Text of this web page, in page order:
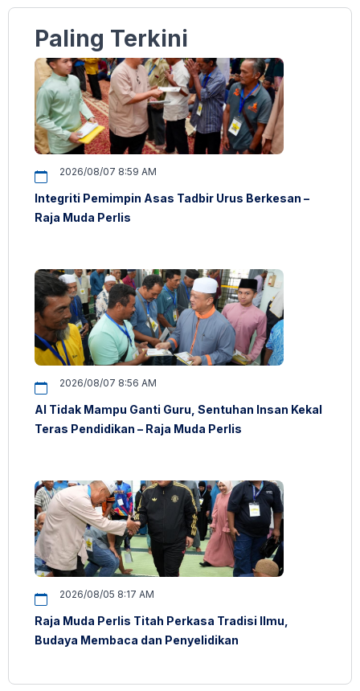
Paling Terkini
2026/08/07 8:59 AM
Integriti Pemimpin Asas Tadbir Urus Berkesan –
Raja Muda Perlis
2026/08/07 8:56 AM
AI Tidak Mampu Ganti Guru, Sentuhan Insan Kekal
Teras Pendidikan – Raja Muda Perlis
2026/08/05 8:17 AM
Raja Muda Perlis Titah Perkasa Tradisi Ilmu,
Budaya Membaca dan Penyelidikan